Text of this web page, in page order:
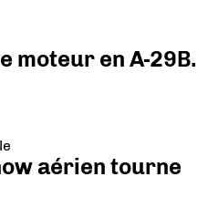
moteur en A-29B.
aérien tourne